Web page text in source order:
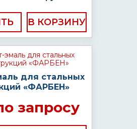
для стальных
«ФАРБЕН»
запросу